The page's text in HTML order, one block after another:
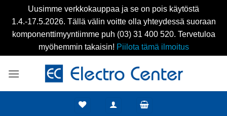
Uusimme verkkokauppaa ja se on pois käytöstä
1.4.-17.5.2026. Tällä välin voitte olla yhteydessä suoraan
komponenttimyyntiimme puh (03) 31 400 520. Tervetuloa
myöhemmin takaisin! Piilota tämä ilmoitus